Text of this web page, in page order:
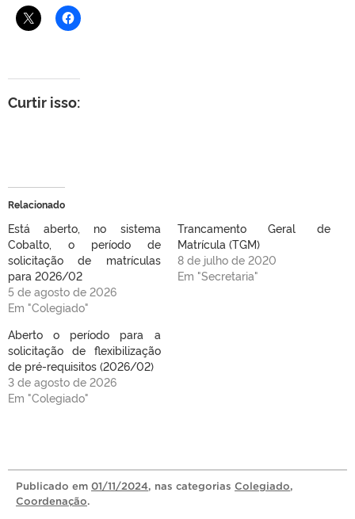
Curtir isso:
Relacionado
Está aberto, no sistema
Cobalto, o período de
solicitação de matrículas
para 2026/02
5 de agosto de 2026
Em "Colegiado"
Trancamento Geral de
Matrícula (TGM)
8 de julho de 2020
Em "Secretaria"
Aberto o período para a
solicitação de flexibilização
de pré-requisitos (2026/02)
3 de agosto de 2026
Em "Colegiado"
Publicado em 01/11/2024, nas categorias Colegiado,
Coordenação.